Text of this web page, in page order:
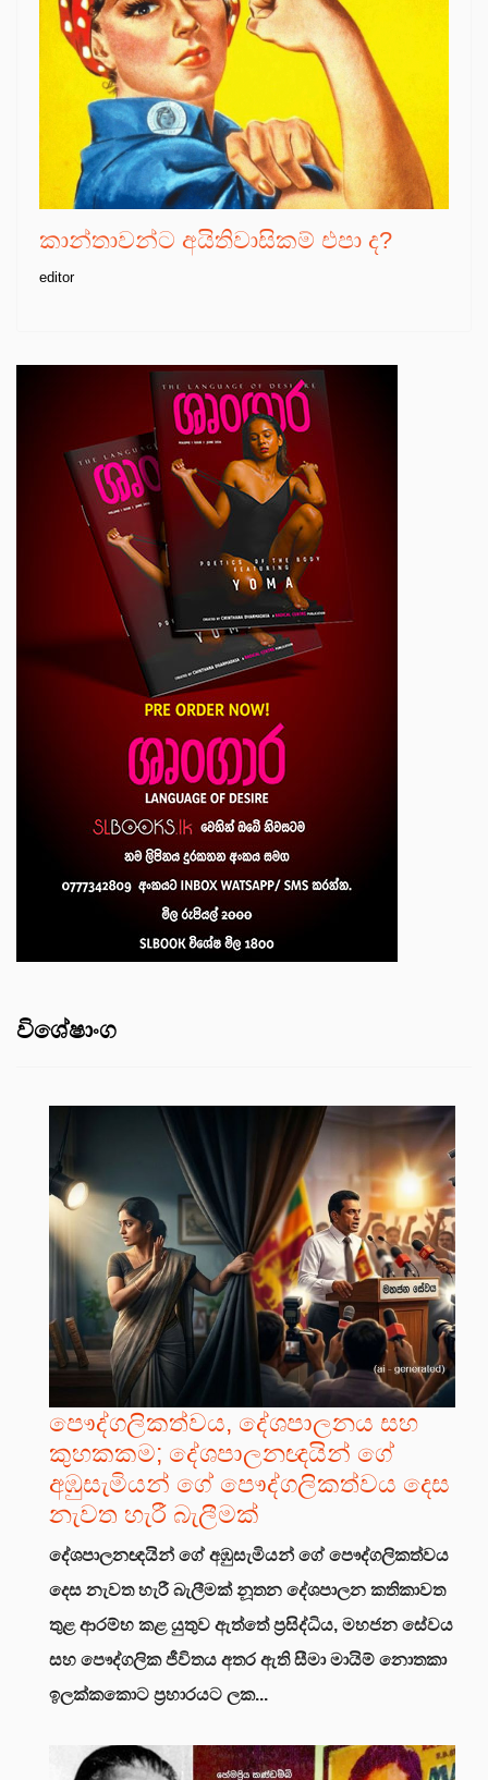
කාන්තාවන්ට අයිතිවාසිකම් එපා ද?
editor
විශේෂාංග
පෞද්ගලිකත්වය, දේශපාලනය සහ
කුහකකම; දේශපාලනඥයින් ගේ
අඹුසැමියන් ගේ පෞද්ගලිකත්වය දෙස
නැවත හැරී බැලීමක්
දේශපාලනඥයින් ගේ අඹුසැමියන් ගේ පෞද්ගලිකත්වය
දෙස නැවත හැරී බැලීමක්නූතන දේශපාලන කතිකාවත
තුළ ආරම්භ කළ යුතුව ඇත්තේ ප්‍රසිද්ධිය, මහජන සේවය
සහ පෞද්ගලික ජීවිතය අතර ඇති සීමා මායිම් නොතකා
ඉලක්කකොට ප්‍රහාරයට ලක...